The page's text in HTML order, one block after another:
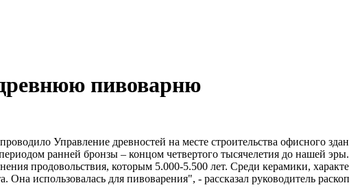
пивоварню
Управление древностей на месте строительства офисного
ранней бронзы – концом четвертого тысячелетия до нашей эры.
продовольствия, которым 5.000-5.500 лет. Среди керамики,
использовалась для пивоварения", - рассказал руководитель